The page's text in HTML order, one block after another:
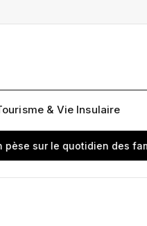
& Vie Insulaire
le quotidien des familles